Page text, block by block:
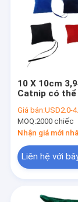
10 X 10cm
Catnip có thể
diều PP Bông
Giá bán:USD2.0-
MOQ:2000 chiếc
Nhận giá mới
Liên hệ với